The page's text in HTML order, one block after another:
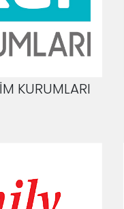
KURUMLARI